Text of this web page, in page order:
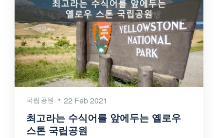
국립공원 22 Feb 2021
최고라는 수식어를 앞에두는 옐로우
스톤 국립공원